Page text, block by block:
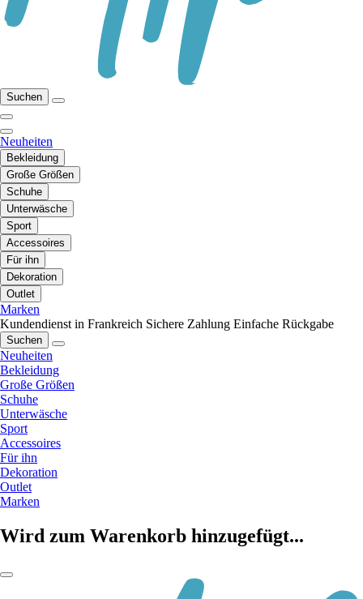
Suchen
Neuheiten
Bekleidung
Große Größen
Schuhe
Unterwäsche
Sport
Accessoires
Für ihn
Dekoration
Outlet
Marken
Kundendienst in Frankreich Sichere Zahlung Einfache Rückgabe
Suchen
Neuheiten
Bekleidung
Große Größen
Schuhe
Unterwäsche
Sport
Accessoires
Für ihn
Dekoration
Outlet
Marken
Wird zum Warenkorb hinzugefügt...